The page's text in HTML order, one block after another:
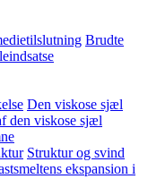
Brudte
Den viskose sjæl
den viskose sjæl
Struktur og svind
ekspansion i